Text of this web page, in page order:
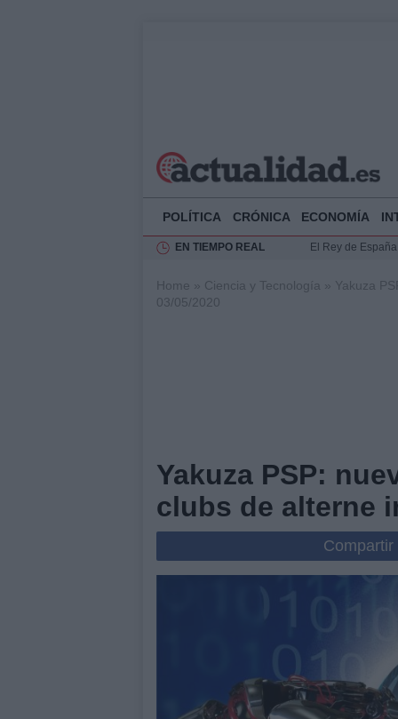
POLÍTICA CRÓNICA ECONOMÍA
EN TIEMPO REAL
El Rey de
Análisis de la
Home » Ciencia y Tecnología » Yakuza
03/05/2020
Yakuza PSP:
clubs de alterne